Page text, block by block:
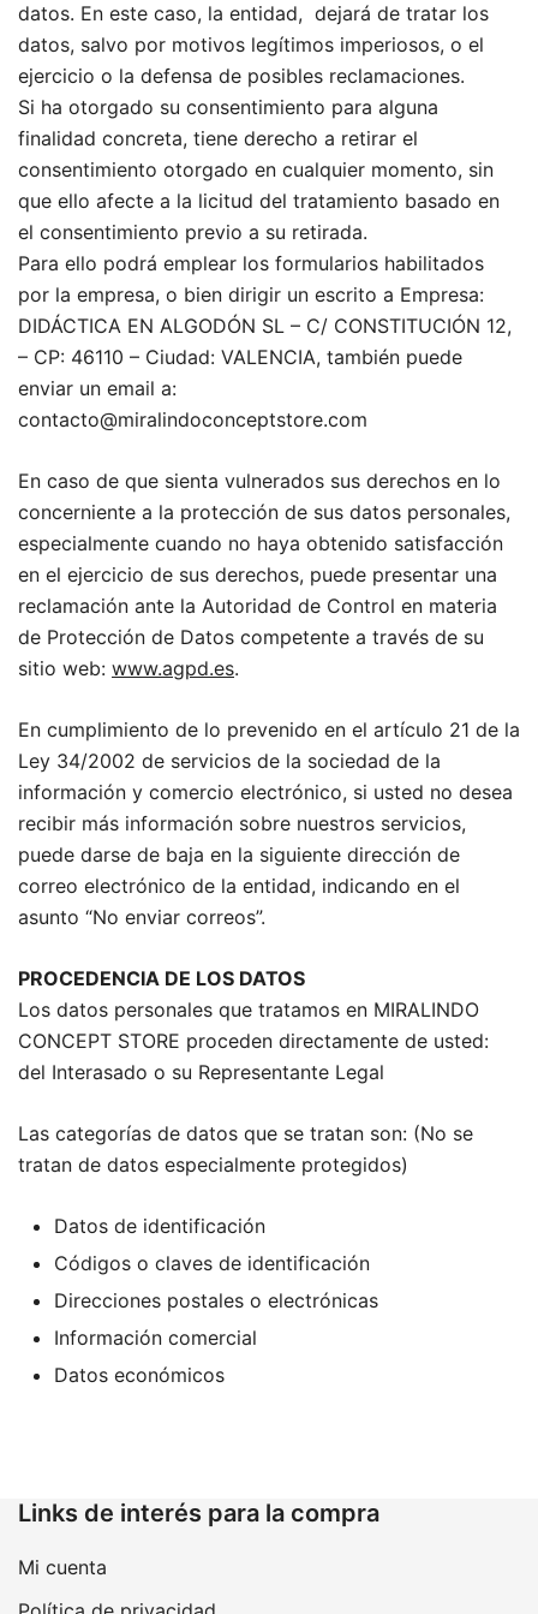
datos. En este caso, la entidad, dejará de tratar los
datos, salvo por motivos legítimos imperiosos, o el
ejercicio o la defensa de posibles reclamaciones.
Si ha otorgado su consentimiento para alguna
finalidad concreta, tiene derecho a retirar el
consentimiento otorgado en cualquier momento, sin
que ello afecte a la licitud del tratamiento basado en
el consentimiento previo a su retirada.
Para ello podrá emplear los formularios habilitados
por la empresa, o bien dirigir un escrito a Empresa:
DIDÁCTICA EN ALGODÓN SL – C/ CONSTITUCIÓN 12,
– CP: 46110 – Ciudad: VALENCIA, también puede
enviar un email a:
contacto@miralindoconceptstore.com
En caso de que sienta vulnerados sus derechos en lo
concerniente a la protección de sus datos personales,
especialmente cuando no haya obtenido satisfacción
en el ejercicio de sus derechos, puede presentar una
reclamación ante la Autoridad de Control en materia
de Protección de Datos competente a través de su
sitio web: www.agpd.es.
En cumplimiento de lo prevenido en el artículo 21 de la
Ley 34/2002 de servicios de la sociedad de la
información y comercio electrónico, si usted no desea
recibir más información sobre nuestros servicios,
puede darse de baja en la siguiente dirección de
correo electrónico de la entidad, indicando en el
asunto “No enviar correos”.
PROCEDENCIA DE LOS DATOS
Los datos personales que tratamos en MIRALINDO
CONCEPT STORE proceden directamente de usted:
del Interasado o su Representante Legal
Las categorías de datos que se tratan son: (No se
tratan de datos especialmente protegidos)
Datos de identificación
Códigos o claves de identificación
Direcciones postales o electrónicas
Información comercial
Datos económicos
Links de interés para la compra
Mi cuenta